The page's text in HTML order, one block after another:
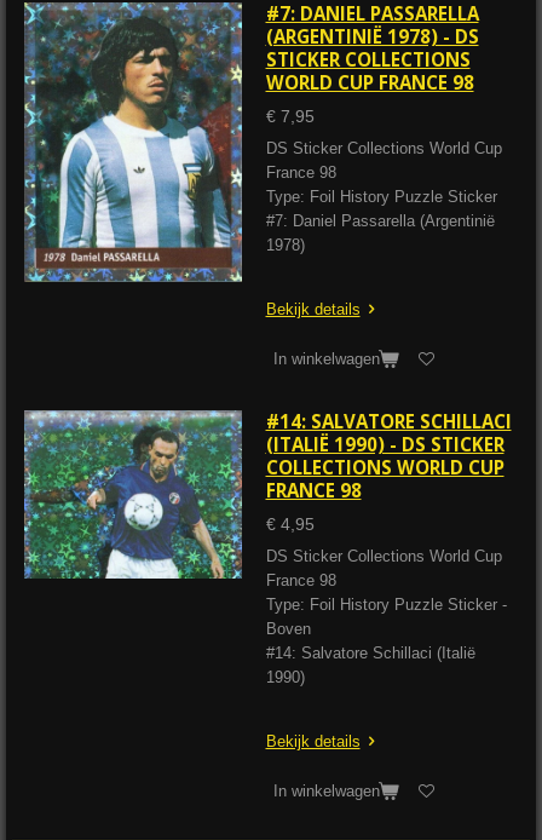
#7: DANIEL PASSARELLA
(ARGENTINIË 1978) - DS
STICKER COLLECTIONS
WORLD CUP FRANCE 98
€ 7,95
DS Sticker Collections World Cup
France 98
Type: Foil History Puzzle Sticker
#7: Daniel Passarella (Argentinië
1978)
Bekijk details
In winkelwagen
#14: SALVATORE SCHILLACI
(ITALIË 1990) - DS STICKER
COLLECTIONS WORLD CUP
FRANCE 98
€ 4,95
DS Sticker Collections World Cup
France 98
Type: Foil History Puzzle Sticker -
Boven
#14: Salvatore Schillaci (Italië
1990)
Bekijk details
In winkelwagen